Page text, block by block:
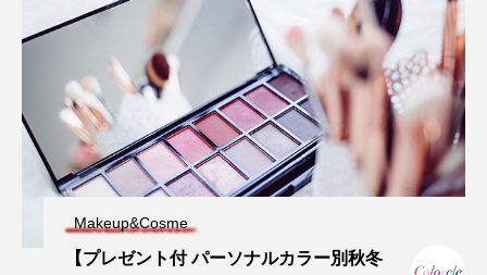
Makeup&Cosme
【プレゼント付 パーソナルカラー別秋冬